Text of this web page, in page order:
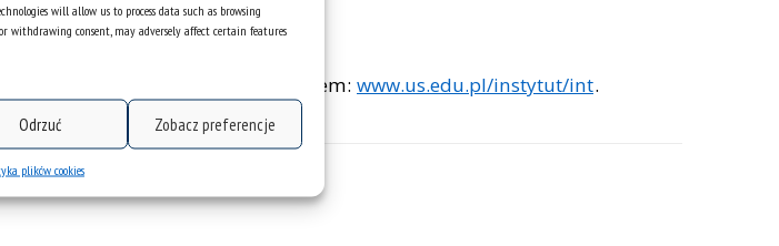
will allow us to process data such as browsing
withdrawing consent, may adversely affect certain features
Odrzuć Zobacz preferencje
plików cookies
zostanie udostępniona pod adresem: www.us.edu.pl/instytut/int.